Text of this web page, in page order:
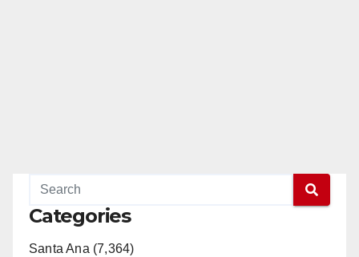
Categories
Santa Ana (7,364)